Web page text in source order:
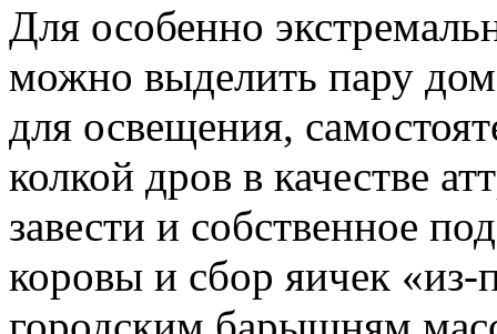
Для особенно
можно выделить пару
для освещения,
колкой дров в качестве
завести и собственное
коровы и сбор яичек «из-